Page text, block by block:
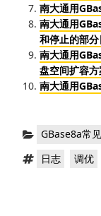
南大通用
南大通用
和停止的部
南大通用
盘空间扩容
南大通用
分
GBase8a常
标
日志 ，调优